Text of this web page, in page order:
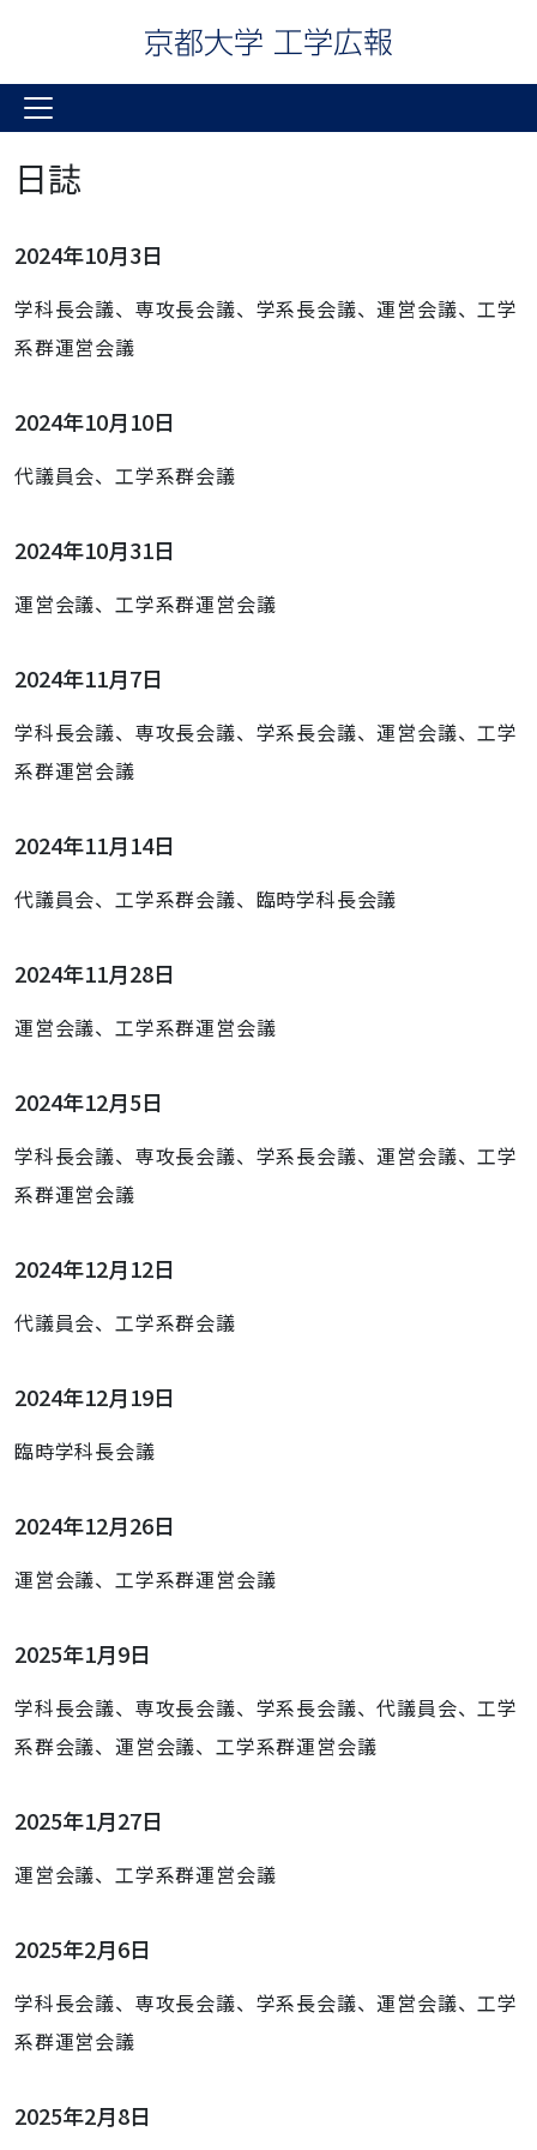
日誌
2024年10月3日
学科長会議、専攻長会議、学系長会議、運営会議、工学
系群運営会議
2024年10月10日
代議員会、工学系群会議
2024年10月31日
運営会議、工学系群運営会議
2024年11月7日
学科長会議、専攻長会議、学系長会議、運営会議、工学
系群運営会議
2024年11月14日
代議員会、工学系群会議、臨時学科長会議
2024年11月28日
運営会議、工学系群運営会議
2024年12月5日
学科長会議、専攻長会議、学系長会議、運営会議、工学
系群運営会議
2024年12月12日
代議員会、工学系群会議
2024年12月19日
臨時学科長会議
2024年12月26日
運営会議、工学系群運営会議
2025年1月9日
学科長会議、専攻長会議、学系長会議、代議員会、工学
系群会議、運営会議、工学系群運営会議
2025年1月27日
運営会議、工学系群運営会議
2025年2月6日
学科長会議、専攻長会議、学系長会議、運営会議、工学
系群運営会議
2025年2月8日